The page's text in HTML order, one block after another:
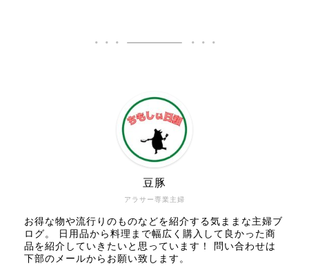
アラサー専業主婦
豆豚
お得な物や流行りのものなどを紹介する気ままな主婦ブ
ログ。 日用品から料理まで幅広く購入して良かった商
品を紹介していきたいと思っています！ 問い合わせは
下部のメールからお願い致します。